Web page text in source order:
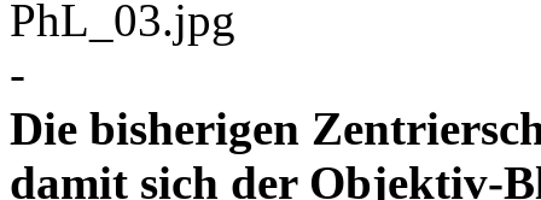
-
Die bisherigen
damit sich der Objektiv-